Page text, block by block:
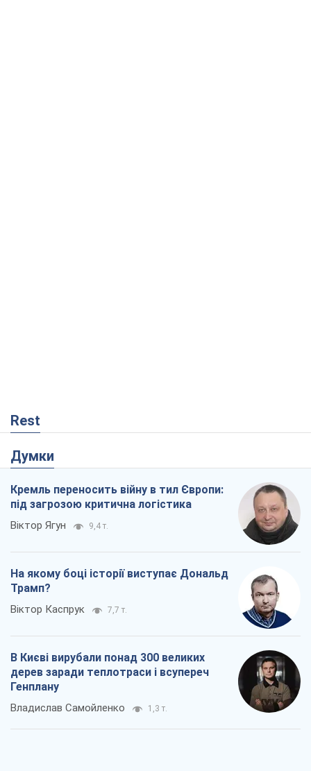
Rest
Думки
Кремль переносить війну в тил Європи:
під загрозою критична логістика
Віктор Ягун 9,4 т.
На якому боці історії виступає Дональд
Трамп?
Віктор Каспрук 7,7 т.
В Києві вирубали понад 300 великих
дерев заради теплотраси і всупереч
Генплану
Владислав Самойленко 1,3 т.